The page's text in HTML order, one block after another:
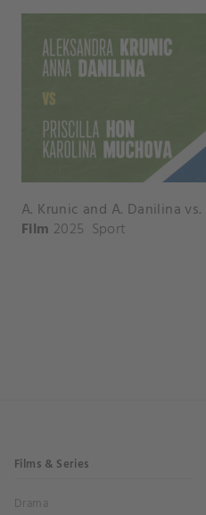
Film 2025 Sport
Films & Series
Drama